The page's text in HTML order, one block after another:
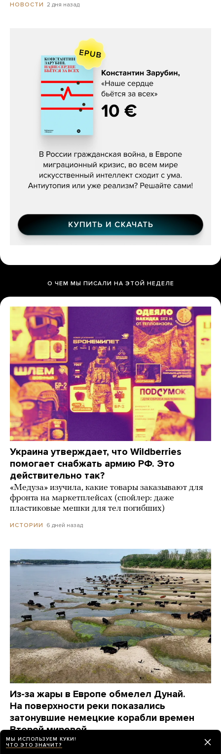
НОВОСТИ 2 дня назад
Константин Зарубин, «Наше сердце
О ЧЕМ МЫ ПИСАЛИ НА ЭТОЙ НЕДЕЛЕ
Украина утверждает, что Wildberries
помогает снабжать армию РФ. Это
действительно так?
«Медуза» изучила, какие товары заказывают для
фронта на маркетплейсах (спойлер: даже
пластиковые мешки для тел погибших)
ИСТОРИИ 6 дней назад
Из-за жары в Европе обмелел Дунай.
На поверхности реки показались
затонувшие немецкие корабли времен
Второй мировой
Фотографии
МЫ ИСПОЛЬЗУЕМ КУКИ!
ЧТО ЭТО ЗНАЧИТ?